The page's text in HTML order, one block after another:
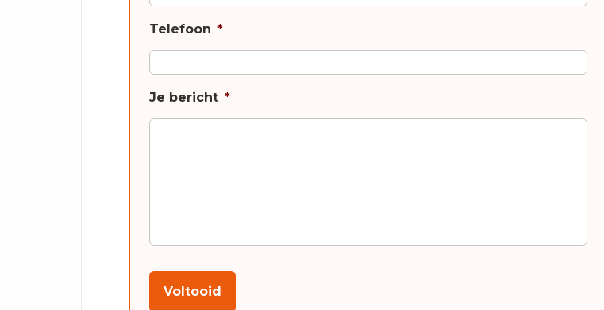
Telefoon *
Je bericht *
Voltooid